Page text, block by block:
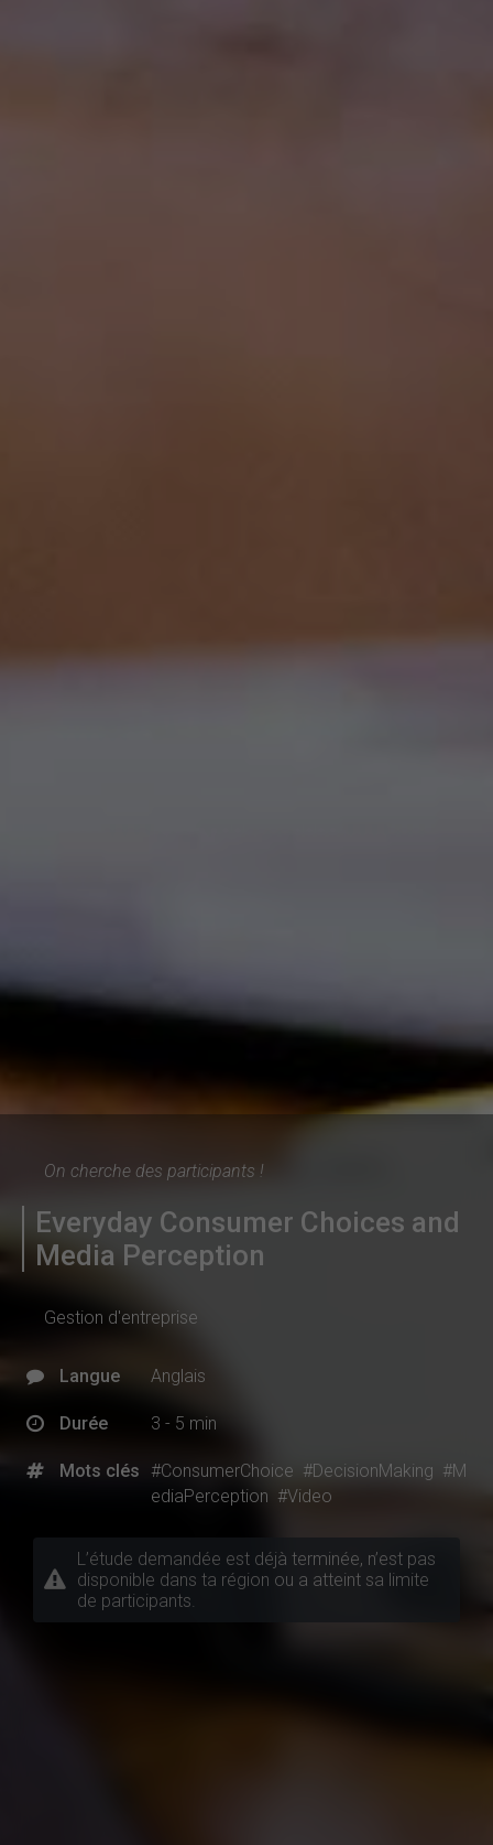
On cherche des participants !
Everyday Consumer Choices and
Media Perception
Gestion d'entreprise
Langue Anglais
Durée 3 - 5 min
Mots clés #ConsumerChoice #DecisionMaking #M
ediaPerception #Video
L’étude demandée est déjà terminée, n’est pas
disponible dans ta région ou a atteint sa limite
de participants.